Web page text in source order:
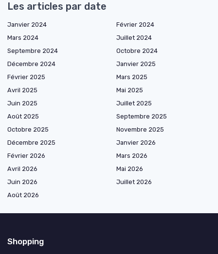
Les articles par date
Janvier 2024
Février 2024
Mars 2024
Juillet 2024
Septembre 2024
Octobre 2024
Décembre 2024
Janvier 2025
Février 2025
Mars 2025
Avril 2025
Mai 2025
Juin 2025
Juillet 2025
Août 2025
Septembre 2025
Octobre 2025
Novembre 2025
Décembre 2025
Janvier 2026
Février 2026
Mars 2026
Avril 2026
Mai 2026
Juin 2026
Juillet 2026
Août 2026
Shopping